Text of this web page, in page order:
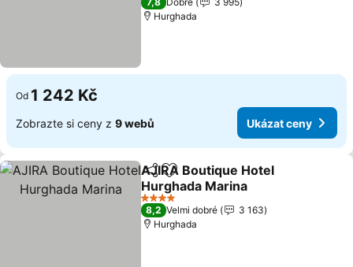
Hurghada
Od 1 242 Kč
Zobrazte si ceny z 9 webů Ukázat ceny
SdíletPřidat na seznam oblíbených
AJIRA Boutique Hotel
Hurghada Marina
Ukázat ceny
4 Počet hvězdiček
8,2 Velmi dobré
3 163
Hurghada